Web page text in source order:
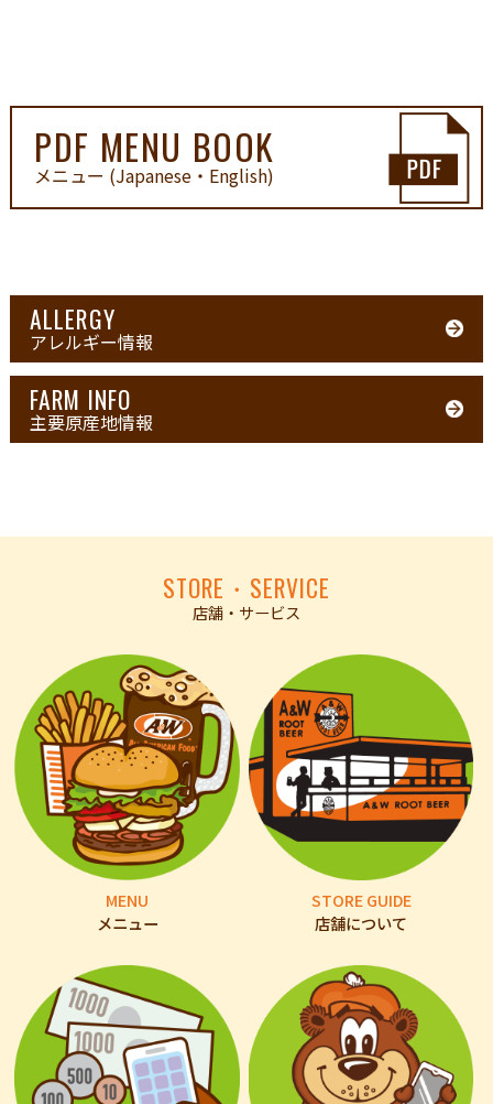
PDF MENU BOOK
メニュー (Japanese・English)
ALLERGY
アレルギー情報
FARM INFO
主要原産地情報
STORE・SERVICE
店舗・サービス
MENU
メニュー
STORE GUIDE
店舗について